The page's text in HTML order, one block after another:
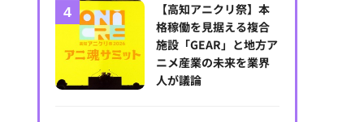
【高知アニクリ祭】本
格稼働を見据える複合
施設「GEAR」と地方ア
ニメ産業の未来を業界
人が議論